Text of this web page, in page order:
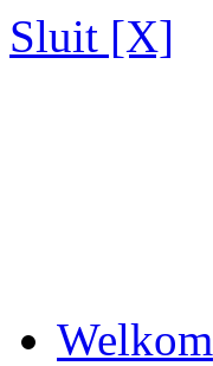
Sluit [X]
Welkom